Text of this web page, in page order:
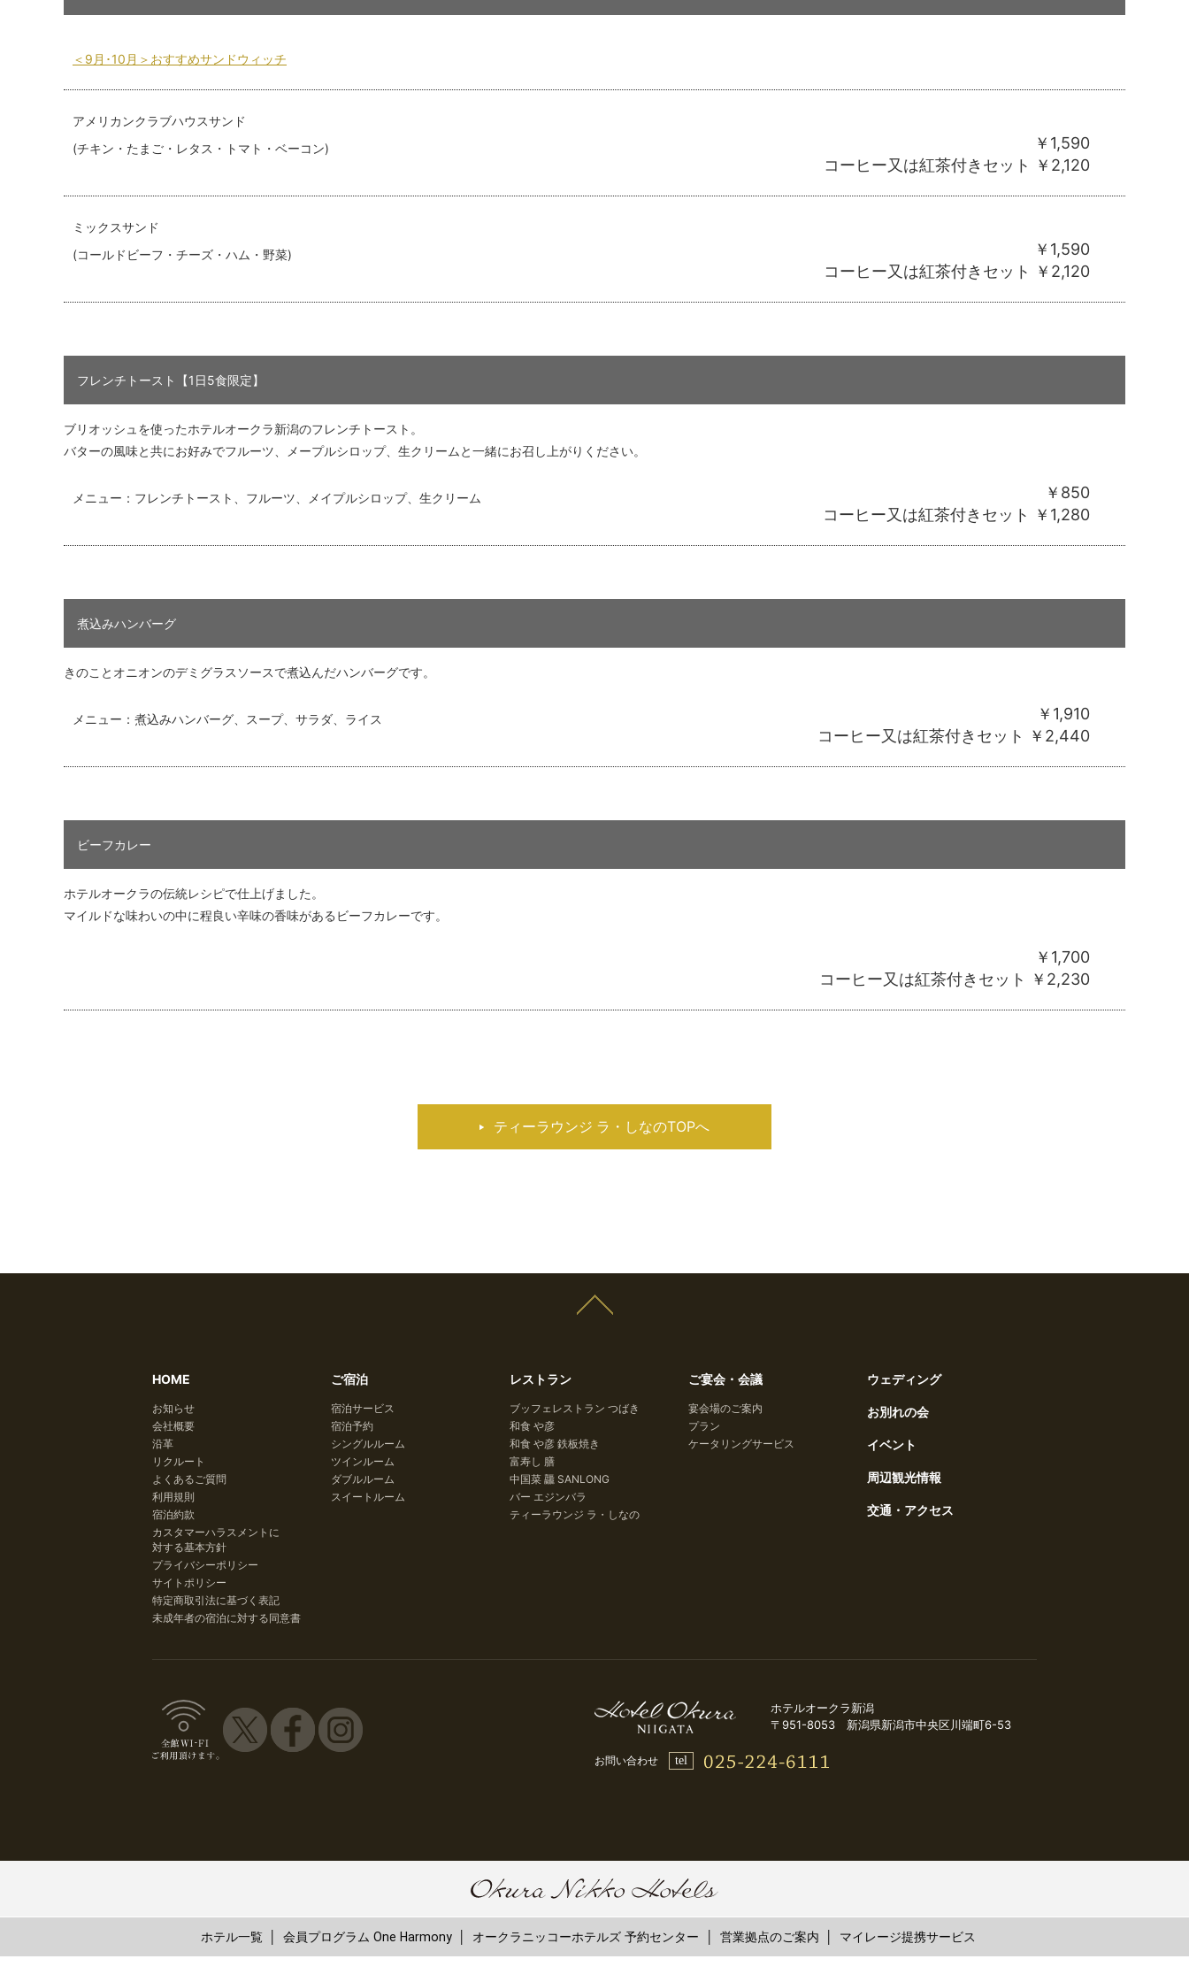
＜9月･10月＞おすすめサンドウィッチ
アメリカンクラブハウスサンド
￥1,590
コーヒー又は紅茶付きセット ￥2,120
(チキン・たまご・レタス・トマト・ベーコン)
ミックスサンド
￥1,590
コーヒー又は紅茶付きセット ￥2,120
(コールドビーフ・チーズ・ハム・野菜)
フレンチトースト【1日5食限定】
ブリオッシュを使ったホテルオークラ新潟のフレンチトースト。
バターの風味と共にお好みでフルーツ、メープルシロップ、生クリームと一緒にお召し上がりください。
￥850
コーヒー又は紅茶付きセット ￥1,280
メニュー：フレンチトースト、フルーツ、メイプルシロップ、生クリーム
煮込みハンバーグ
きのことオニオンのデミグラスソースで煮込んだハンバーグです。
￥1,910
コーヒー又は紅茶付きセット ￥2,440
メニュー：煮込みハンバーグ、スープ、サラダ、ライス
ビーフカレー
ホテルオークラの伝統レシピで仕上げました。
マイルドな味わいの中に程良い辛味の香味があるビーフカレーです。
￥1,700
コーヒー又は紅茶付きセット ￥2,230
ティーラウンジ ラ・しなのTOPへ
HOME
お知らせ
会社概要
沿革
リクルート
よくあるご質問
利用規則
宿泊約款
カスタマーハラスメントに
対する基本方針
プライバシーポリシー
サイトポリシー
特定商取引法に基づく表記
未成年者の宿泊に対する同意書
ご宿泊
宿泊サービス
宿泊予約
シングルルーム
ツインルーム
ダブルルーム
スイートルーム
レストラン
ブッフェレストラン つばき
和食 や彦
和食 や彦 鉄板焼き
富寿し 膳
中国菜 龘 SANLONG
バー エジンバラ
ティーラウンジ ラ・しなの
ご宴会・会議
宴会場のご案内
プラン
ケータリングサービス
ウェディング
お別れの会
イベント
周辺観光情報
交通・アクセス
ホテルオークラ新潟
〒951-8053 新潟県新潟市中央区川端町6-53
お問い合わせ tel
ホテル一覧 会員プログラム One Harmony オークラニッコーホテルズ 予約センター 営業拠点のご案内 マイレージ提携サービス